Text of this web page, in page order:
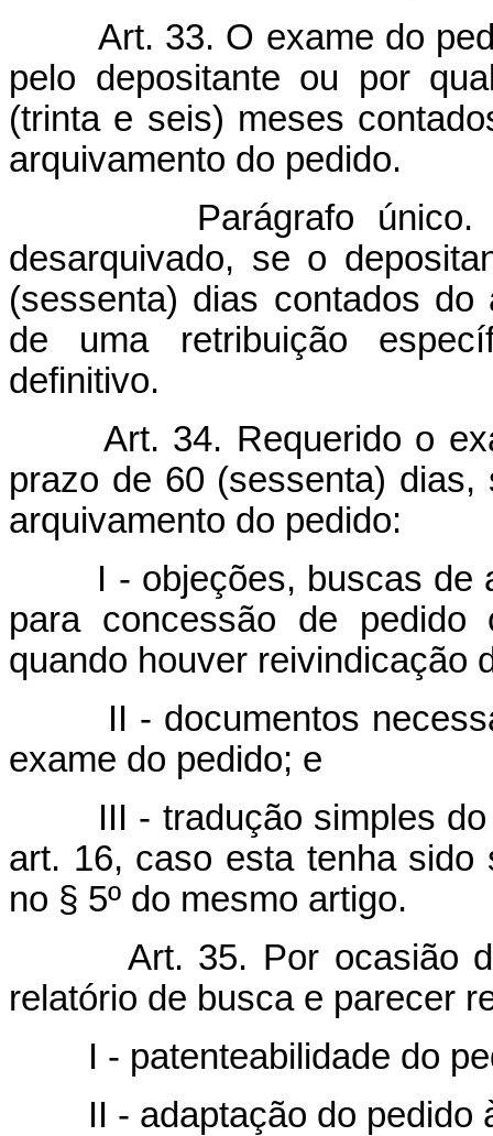
Art. 33. O exame do
pelo depositante ou por
(trinta e seis) meses
arquivamento do pedido.
Parágrafo
desarquivado, se o
(sessenta) dias contados do
de uma retribuição
definitivo.
Art. 34. Requerido o
prazo de 60 (sessenta)
arquivamento do pedido:
I - objeções, buscas de
para concessão de pedido
quando houver reivindicação
II - documentos
exame do pedido; e
III - tradução simples
art. 16, caso esta tenha sido
no § 5º do mesmo artigo.
Art. 35. Por ocasião
relatório de busca e parecer
I - patenteabilidade do
II - adaptação do pedido